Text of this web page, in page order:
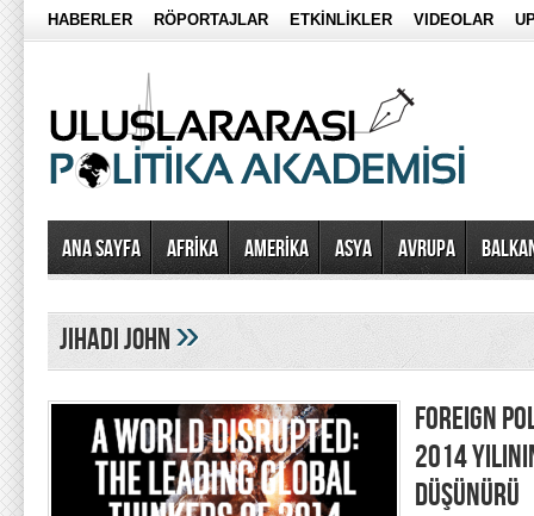
HABERLER RÖPORTAJLAR ETKİNLİKLER VIDEOLAR
Ana Sayfa AFRİKA AMERİKA ASYA AVRUPA
jihadi john»
FOREIGN
2014
DÜŞÜNÜRÜ